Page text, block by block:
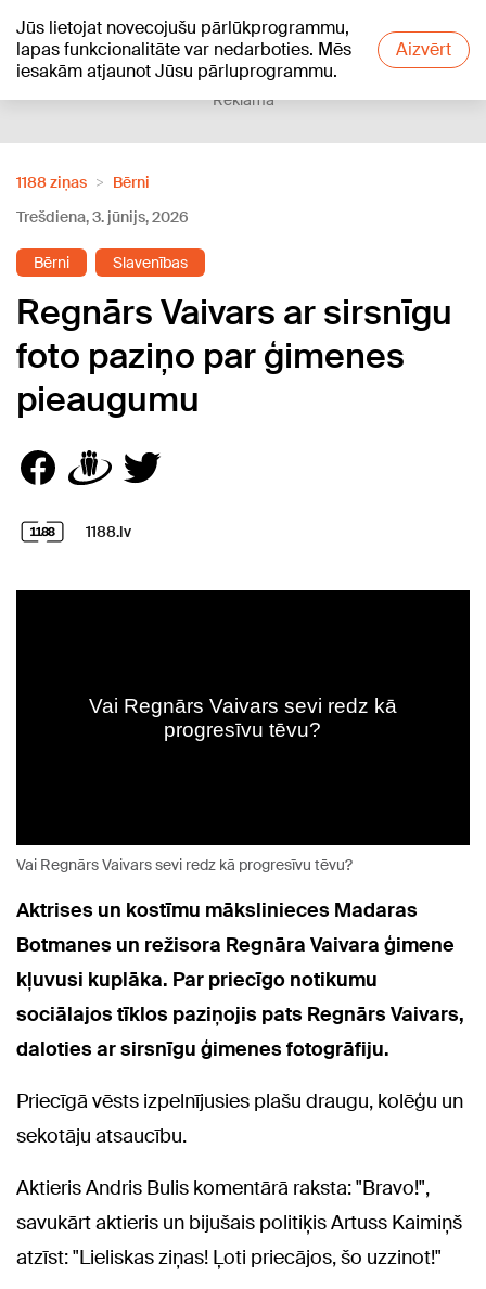
Jūs lietojat novecojušu pārlūkprogrammu,
lapas funkcionalitāte var nedarboties. Mēs
iesakām atjaunot Jūsu pārluprogrammu.
Aizvērt
+20°C
Reklāma
1188 ziņas
Bērni
Trešdiena, 3. jūnijs, 2026
Bērni Slavenības
Regnārs Vaivars ar sirsnīgu
foto paziņo par ģimenes
pieaugumu
1188.lv
Vai Regnārs Vaivars sevi redz kā progresīvu tēvu?
Aktrises un kostīmu mākslinieces Madaras
Botmanes un režisora Regnāra Vaivara ģimene
kļuvusi kuplāka. Par priecīgo notikumu
sociālajos tīklos paziņojis pats Regnārs Vaivars,
daloties ar sirsnīgu ģimenes fotogrāfiju.
Priecīgā vēsts izpelnījusies plašu draugu, kolēģu un
sekotāju atsaucību.
Aktieris Andris Bulis komentārā raksta: "Bravo!",
savukārt aktieris un bijušais politiķis Artuss Kaimiņš
atzīst: "Lieliskas ziņas! Ļoti priecājos, šo uzzinot!"